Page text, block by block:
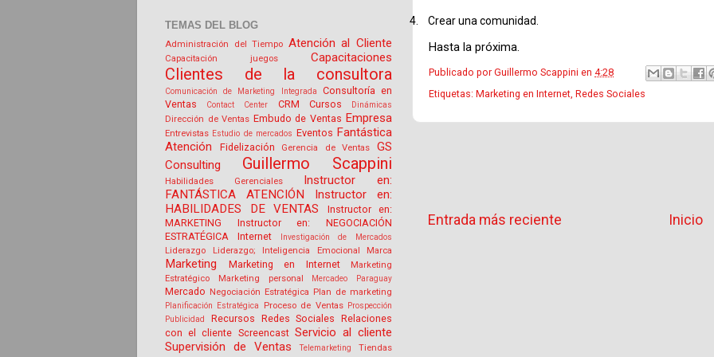
4. Crear una comunidad.
Hasta la próxima.
Publicado por Guillermo Scappini en 4:28
Etiquetas: Marketing en Internet Redes Sociales
Entrada más reciente Inicio
TEMAS DEL BLOG
Administración del Tiempo Atención al Cliente
Capacitación juegos Capacitaciones
Clientes de la consultora
Comunicación de Marketing Integrada
Consultoría en
Ventas
Contact Center CRM Cursos Dinámicas
Dirección de Ventas Embudo de Ventas Empresa
Entrevistas Estudio de mercados Eventos Fantástica
Atención
Fidelización Gerencia de Ventas
GS
Consulting
Guillermo Scappini
Habilidades Gerenciales
Instructor en:
FANTÁSTICA ATENCIÓN
Instructor en:
HABILIDADES DE VENTAS
Instructor en:
MARKETING
Instructor en: NEGOCIACIÓN
ESTRATÉGICA
Internet Investigación de Mercados
Liderazgo Liderazgo; Inteligencia Emocional Marca
Marketing Marketing en Internet
Marketing
Estratégico
Marketing personal Mercadeo Paraguay
Mercado Negociación Estratégica Plan de marketing
Planificación Estratégica Proceso de Ventas
Prospección
Publicidad
Recursos Redes Sociales Relaciones
con el cliente Screencast Servicio al cliente
Supervisión de Ventas
Telemarketing Tiendas